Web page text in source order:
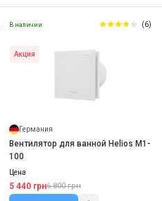
В наличии (6)
Акция
Германия
Вентилятор для ванной Helios M1-
100
Цена
5 440 грн6 800 грн